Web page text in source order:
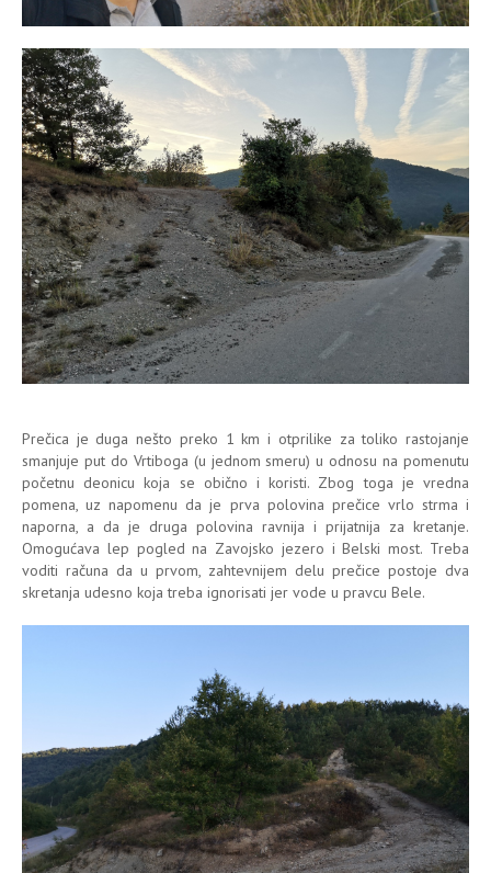
Prečica je duga nešto preko 1 km i otprilike za toliko rastojanje
smanjuje put do Vrtiboga (u jednom smeru) u odnosu na pomenutu
početnu deonicu koja se obično i koristi. Zbog toga je vredna
pomena, uz napomenu da je prva polovina prečice vrlo strma i
naporna, a da je druga polovina ravnija i prijatnija za kretanje.
Omogućava lep pogled na Zavojsko jezero i Belski most. Treba
voditi računa da u prvom, zahtevnijem delu prečice postoje dva
skretanja udesno koja treba ignorisati jer vode u pravcu Bele.